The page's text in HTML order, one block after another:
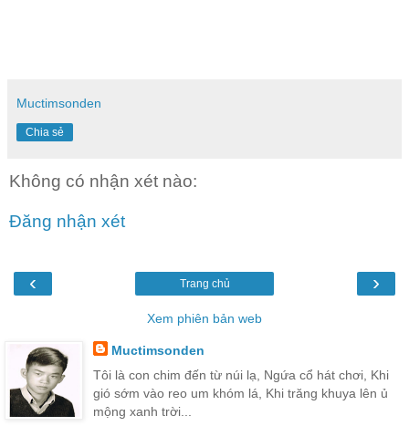
Muctimsonden
Chia sẻ
Không có nhận xét nào:
Đăng nhận xét
‹ ›
Trang chủ
Xem phiên bản web
Muctimsonden
Tôi là con chim đến từ núi lạ, Ngứa cổ hát chơi, Khi
gió sớm vào reo um khóm lá, Khi trăng khuya lên ủ
mộng xanh trời...